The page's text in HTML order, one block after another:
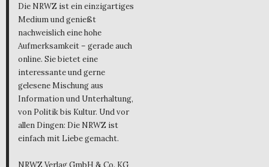
Die NRWZ ist ein einzigartiges
Medium und genießt
nachweislich eine hohe
Aufmerksamkeit – gerade auch
online. Sie bietet eine
interessante und gerne
gelesene Mischung aus
Information und Unterhaltung,
von Politik bis Kultur. Und vor
allen Dingen: Die NRWZ ist
einfach mit Liebe gemacht.
NRWZ Verlag GmbH & Co. KG